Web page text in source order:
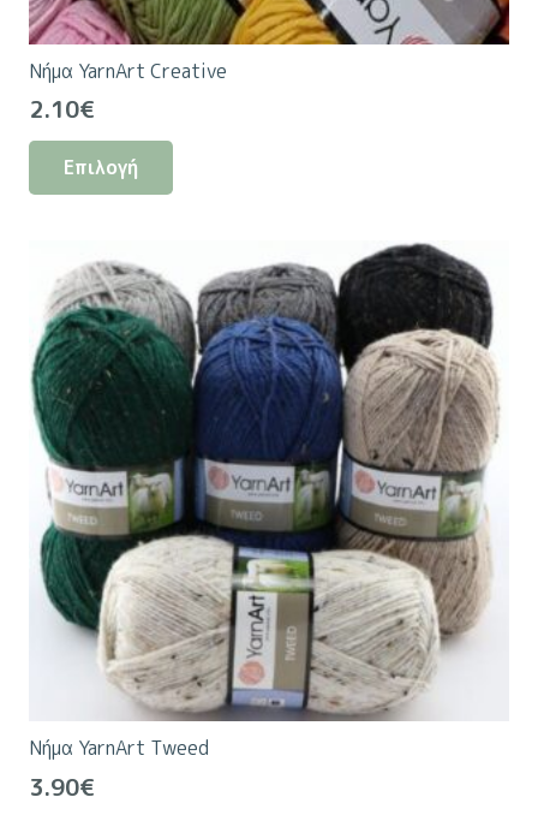
Νήμα YarnArt Creative
2.10€
Επιλογή
πολλαπλές
παραλλαγές.
Οι
επιλογές
μπορούν
επιλεγούν
στη
σελίδα
του
προϊόντος
Νήμα YarnArt Tweed
3.90€